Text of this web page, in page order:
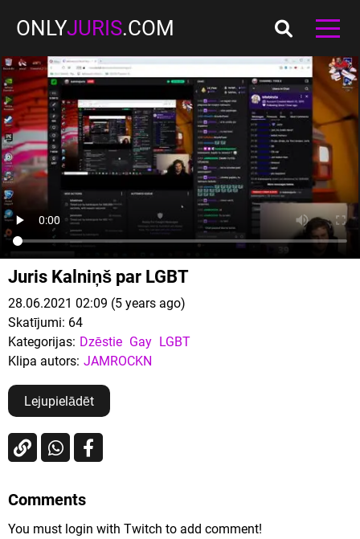
ONLYJURIS.COM
Juris Kalniņš par LGBT
28.06.2021 02:09 (5 years ago)
Skatījumi: 64
Kategorijas: Dzēstie Gay LGBT
Klipa autors: JAMROCKN
Lejupielādēt
Comments
You must login with Twitch to add comment!